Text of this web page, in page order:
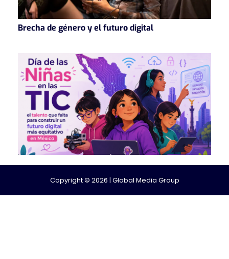
Brecha de género y el futuro digital